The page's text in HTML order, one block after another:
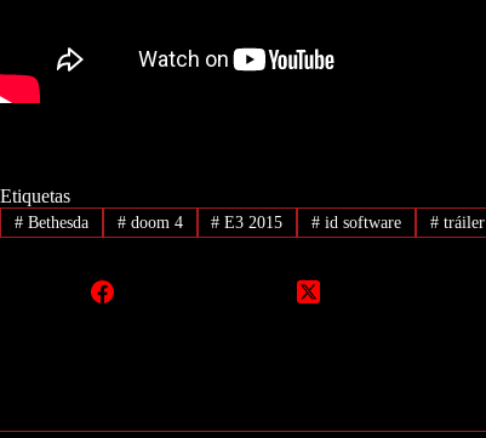
Etiquetas
#Bethesda #doom 4 # E3 2015 # id software # tráiler